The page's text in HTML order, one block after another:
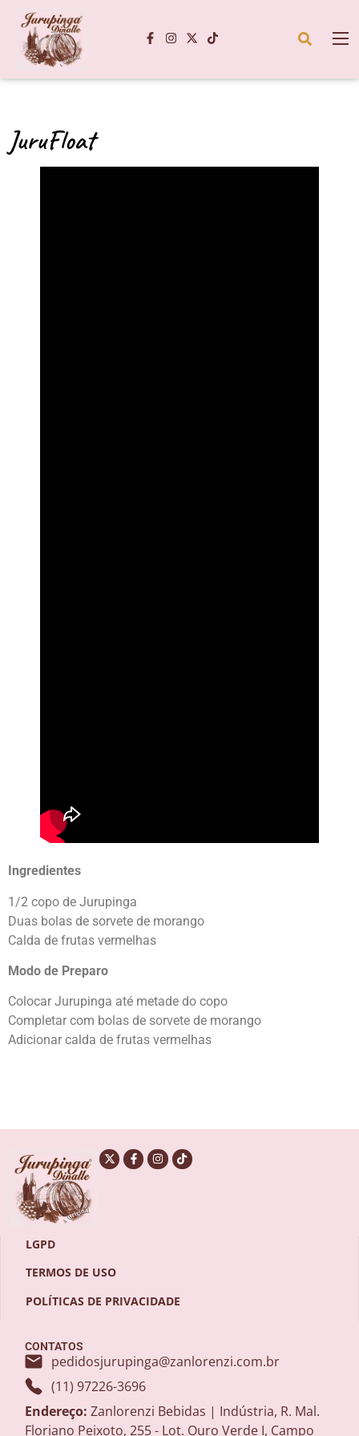
JuruFloat
Ingredientes
1/2 copo de Jurupinga
Duas bolas de sorvete de morango
Calda de frutas vermelhas
Modo de Preparo
Colocar Jurupinga até metade do copo
Completar com bolas de sorvete de morango
Adicionar calda de frutas vermelhas
LGPD
TERMOS DE USO
POLÍTICAS DE PRIVACIDADE
CONTATOS
pedidosjurupinga@zanlorenzi.com.br
(11) 97226-3696
Endereço: Zanlorenzi Bebidas | Indústria, R. Mal.
Floriano Peixoto, 255 - Lot. Ouro Verde I, Campo